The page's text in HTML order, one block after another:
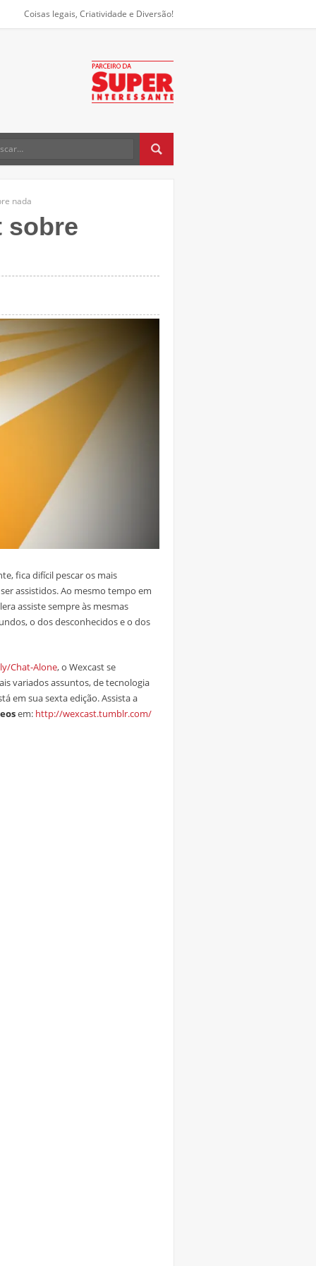
Coisas legais, Criatividade e Diversão!
nada
sobre
fica difícil pescar os mais
assistidos. Ao mesmo tempo em
assiste sempre às mesmas
o dos desconhecidos e o dos
Chat-Alone, o Wexcast se
variados assuntos, de tecnologia
em sua sexta edição. Assista a
em: http://wexcast.tumblr.com/